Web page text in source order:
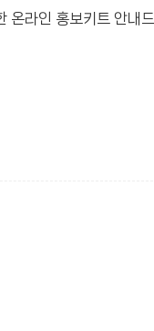
라인 홍보키트 안내드